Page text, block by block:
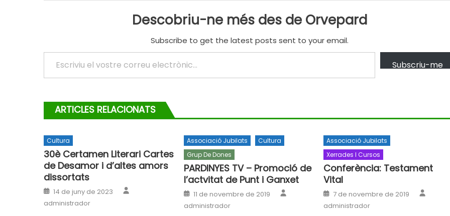
Descobriu-ne més des de Orvepard
Subscribe to get the latest posts sent to your email.
Escriviu el vostre correu electrònic…
Subscriu-me
ARTICLES RELACIONATS
Cultura
30è Certamen Literari Cartes
de Desamor i d’altes amors
dissortats
Posted
on
14 de juny de 2023
administrador
Associació Jubilats
Cultura
Grup De Dones
PARDINYES TV – Promoció de
l’actvitat de Punt i Ganxet
Posted
on
11 de novembre de 2019
administrador
Associació Jubilats
Xerrades I Cursos
Conferència: Testament
Vital
Posted
on
7 de novembre de 2019
administrador